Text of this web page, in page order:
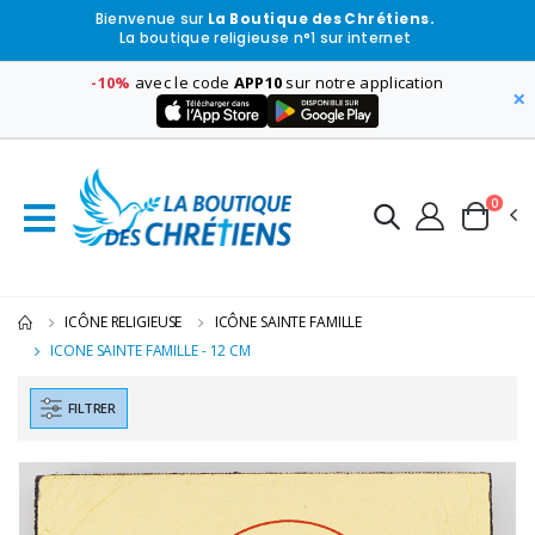
Bienvenue sur La Boutique des Chrétiens.
La boutique religieuse n°1 sur internet
-10% avec le code APP10 sur notre application
×
0
ICÔNE RELIGIEUSE
ICÔNE SAINTE FAMILLE
ICONE SAINTE FAMILLE - 12 CM
FILTRER